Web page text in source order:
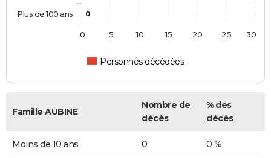
0
Personnes décédées
Plus de 100 ans
0 5 10 15 20 25 30
Famille AUBINE
Nombre de
décès
% des
décès
Moins de 10 ans 0 0 %